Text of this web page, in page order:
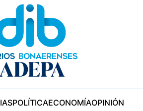
POLÍTICAECONOMÍAOPINIÓN